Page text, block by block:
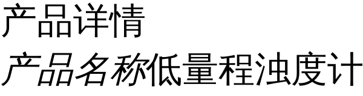
产品详情
产品名称低量程浊度